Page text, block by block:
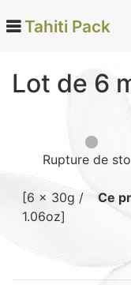
Tamanu (12)
Vanille de Tahiti (26)
Soins et beauté (78)
Tahiti Pack
Lot de 6
Rupture de
[6 x 30g /
1.06oz]
Ce